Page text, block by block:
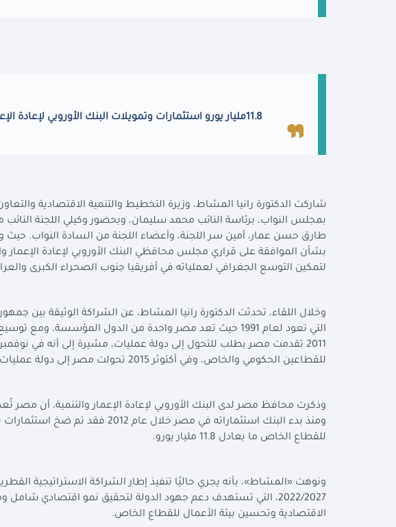
11.8مليار يورو استثمارات وتمويلات البنك الأوروبي لإعادة
شاركت الدكتورة رانيا المشاط، وزيرة التخطيط والتنمية الاقتصادية
بمجلس النواب، برئاسة النائب محمد سليمان، وبحضور وكيلي اللجنة النائب
لتمكين التوسع الجغرافي لعملياته في أفريقيا جنوب الصحراء الكبرى
وخلال اللقاء، تحدثت الدكتورة رانيا المشاط، عن الشراكة الوثيقة بين
التي تعود لعام 1991 حيث تعد مصر واحدة من الدول
للقطاعين الحكومي والخاص، وفي أكتوثر 2015 تحولت مصر إلى دولة عمليات كاملة
وذكرت محافظ مصر لدى البنك الأوروبي لإعادة الإعمار والتنمية، أن
للقطاع الخاص ما يعادل 11.8 مليار يورو
.
ونوهت «المشاط»، بأنه يجري حاليًا تنفيذ إطار الشراكة الاستراتيجية
2022/2027، التي تستهدف دعم جهود الدولة لتحقيق نمو اقتصادي
الاقتصادية وتحسين بيئة الأعمال للقطاع الخاص.